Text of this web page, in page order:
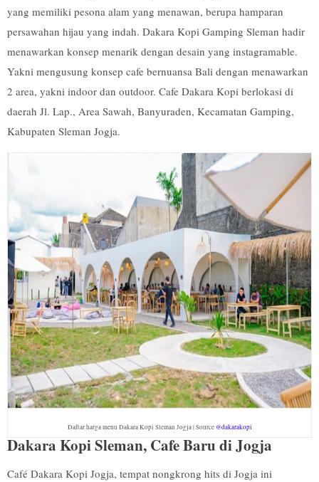
yang memiliki pesona alam yang menawan, berupa hamparan
persawahan hijau yang indah. Dakara Kopi Gamping Sleman hadir
menawarkan konsep menarik dengan desain yang instagramable.
Yakni mengusung konsep cafe bernuansa Bali dengan menawarkan
2 area, yakni indoor dan outdoor. Cafe Dakara Kopi berlokasi di
daerah Jl. Lap., Area Sawah, Banyuraden, Kecamatan Gamping,
Kabupaten Sleman Jogja.
Daftar harga menu Dakara Kopi Sleman Jogja | Source @dakarakopi
Dakara Kopi Sleman, Cafe Baru di Jogja
Café Dakara Kopi Jogja, tempat nongkrong hits di Jogja ini